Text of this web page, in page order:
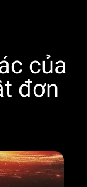
của
đơn